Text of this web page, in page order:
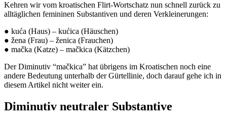
Kehren wir vom kroatischen Flirt-Wortschatz nun schnell zurück zu
alltäglichen femininen Substantiven und deren Verkleinerungen:
● kuća (Haus) – kućica (Häuschen)
● žena (Frau) – ženica (Frauchen)
● mačka (Katze) – mačkica (Kätzchen)
Der Diminutiv “mačkica” hat übrigens im Kroatischen noch eine
andere Bedeutung unterhalb der Gürtellinie, doch darauf gehe ich in
diesem Artikel nicht weiter ein.
Diminutiv neutraler Substantive